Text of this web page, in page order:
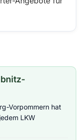
Vorpommern hat
LKW